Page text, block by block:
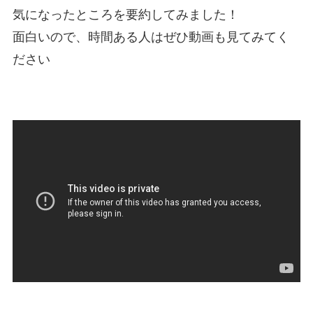
気になったところを要約してみました！
面白いので、時間ある人はぜひ動画も見てみてく
ださい